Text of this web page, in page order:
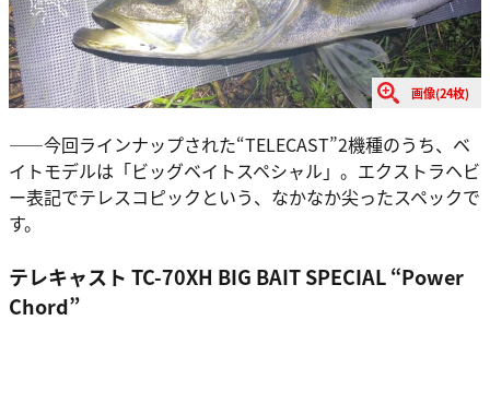
画像(24枚)
――今回ラインナップされた“TELECAST”2機種のうち、ベ
イトモデルは「ビッグベイトスペシャル」。エクストラヘビ
ー表記でテレスコピックという、なかなか尖ったスペックで
す。
テレキャスト TC-70XH BIG BAIT SPECIAL “Power
Chord”